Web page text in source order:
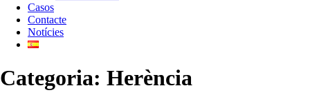
Casos
Contacte
Notícies
Categoria: Herència